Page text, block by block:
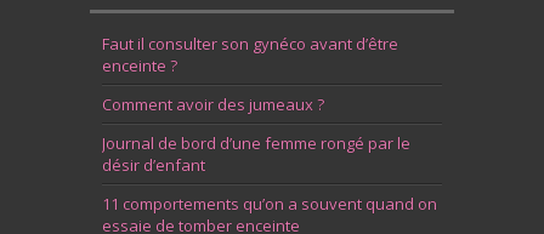
Faut il consulter son gynéco avant d’être
enceinte ?
Comment avoir des jumeaux ?
Journal de bord d’une femme rongé par le
désir d’enfant
11 comportements qu’on a souvent quand on
essaie de tomber enceinte